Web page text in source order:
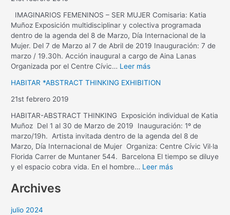
IMAGINARIOS FEMENINOS – SER MUJER Comisaria: Katia
Muñoz Exposición multidisciplinar y colectiva programada
dentro de la agenda del 8 de Marzo, Día Internacional de la
Mujer. Del 7 de Marzo al 7 de Abril de 2019 Inauguración: 7 de
marzo / 19.30h. Acción inaugural a cargo de Aina Lanas
Organizada por el Centre Cívic… Leer más
HABITAR *ABSTRACT THINKING EXHIBITION
21st febrero 2019
HABITAR-ABSTRACT THINKING Exposición individual de Katia
Muñoz Del 1 al 30 de Marzo de 2019 Inauguración: 1º de
marzo/19h. Artista invitada dentro de la agenda del 8 de
Marzo, Día Internacional de Mujer Organiza: Centre Cívic Vil·la
Florida Carrer de Muntaner 544. Barcelona El tiempo se diluye
y el espacio cobra vida. En el hombre… Leer más
Archives
julio 2024